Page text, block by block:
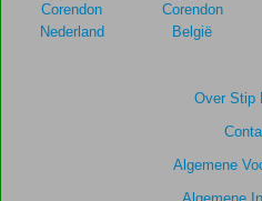
Over Stip
Algemene
Corendon
Nederland
Corendon
België